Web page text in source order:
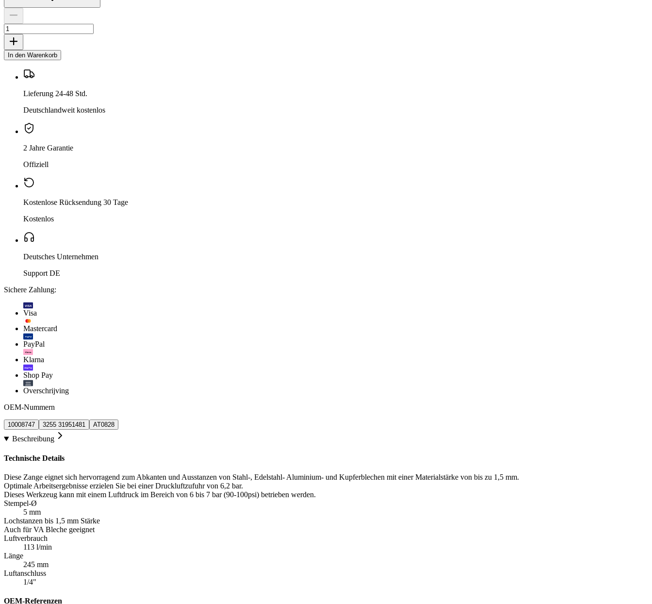
In den Warenkorb
Lieferung 24-48 Std.
Deutschlandweit kostenlos
2 Jahre Garantie
Offiziell
Kostenlose Rücksendung 30 Tage
Kostenlos
Deutsches Unternehmen
Support DE
Sichere Zahlung:
VISA
Visa
Mastercard
PayPal
PayPal
Klarna.
Klarna
shop Pay
Shop Pay
Overschrijving
OEM-Nummern
10008747 3255 31951481 AT0828
Beschreibung
Technische Details
Diese Zange eignet sich hervorragend zum Abkanten und Ausstanzen von Stahl-, Edelstahl- Aluminium- und Kupferblechen mit einer Materialstärke von bis zu 1,5 mm.
Optimale Arbeitsergebnisse erzielen Sie bei einer Druckluftzufuhr von 6,2 bar.
Dieses Werkzeug kann mit einem Luftdruck im Bereich von 6 bis 7 bar (90-100psi) betrieben werden.
Stempel-Ø
5 mm
Lochstanzen bis 1,5 mm Stärke
Auch für VA Bleche geeignet
Luftverbrauch
113 l/min
Länge
245 mm
Luftanschluss
1/4"
OEM-Referenzen